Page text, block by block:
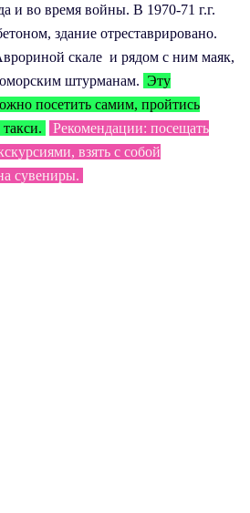
и во время войны. В 1970-71 г.г.
здание отреставрировано.
скале и рядом с ним маяк,
штурманам. Эту
посетить самим, пройтись
Рекомендации: посещать
взять с собой
сувениры.